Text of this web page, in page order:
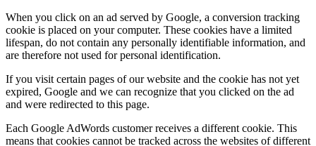
When you click on an ad served by Google, a conversion tracking
cookie is placed on your computer. These cookies have a limited
lifespan, do not contain any personally identifiable information, and
are therefore not used for personal identification.
If you visit certain pages of our website and the cookie has not yet
expired, Google and we can recognize that you clicked on the ad
and were redirected to this page.
Each Google AdWords customer receives a different cookie. This
means that cookies cannot be tracked across the websites of different